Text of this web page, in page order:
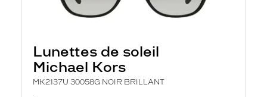
Lunettes de soleil
Michael Kors
MK2137U 30058G NOIR BRILLANT